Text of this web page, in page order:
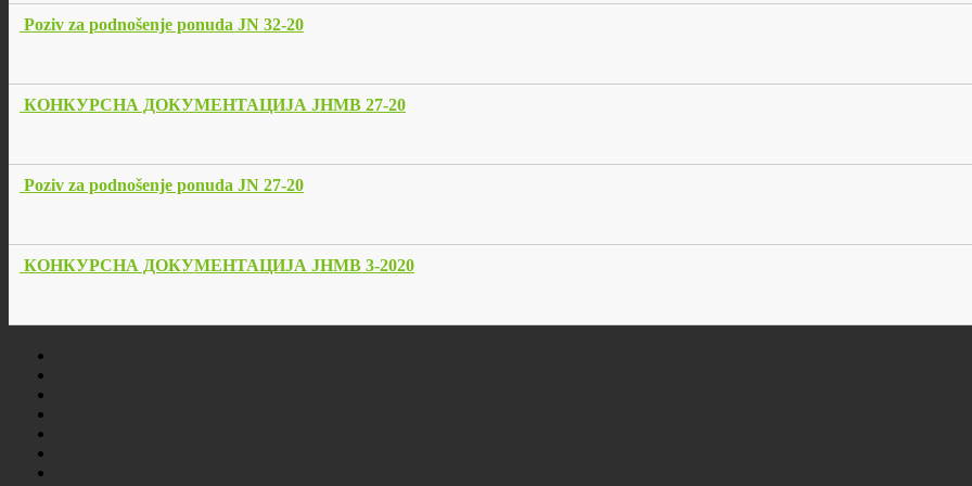
Poziv za podnošenje ponuda JN 32-20
КОНКУРСНА ДОКУМЕНТАЦИЈА ЈНМВ 27-20
Poziv za podnošenje ponuda JN 27-20
КОНКУРСНА ДОКУМЕНТАЦИЈА ЈНМВ 3-2020